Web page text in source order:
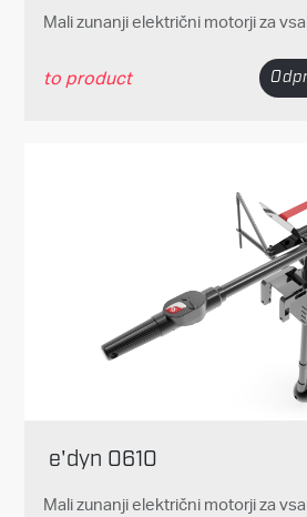
Mali zunanji električni motorji za
to product
e'dyn 0610
Mali zunanji električni motorji za